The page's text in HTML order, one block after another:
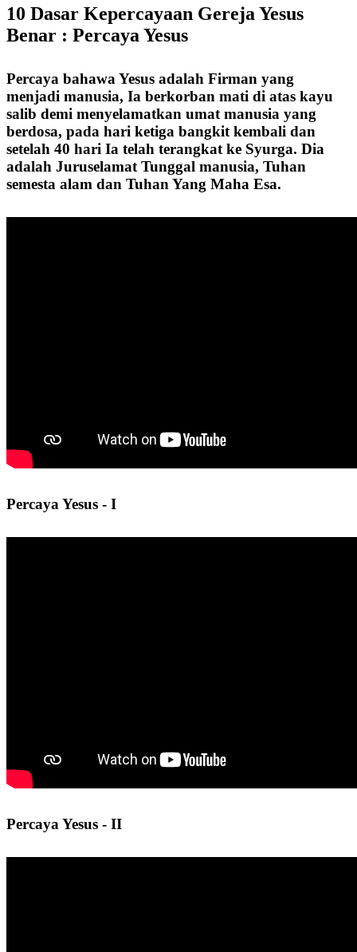
10 Dasar Kepercayaan Gereja Yesus
Benar : Percaya Yesus
Percaya bahawa Yesus adalah Firman yang
menjadi manusia, Ia berkorban mati di atas kayu
salib demi menyelamatkan umat manusia yang
berdosa, pada hari ketiga bangkit kembali dan
setelah 40 hari Ia telah terangkat ke Syurga. Dia
adalah Juruselamat Tunggal manusia, Tuhan
semesta alam dan Tuhan Yang Maha Esa.
Percaya Yesus - I
Percaya Yesus - II